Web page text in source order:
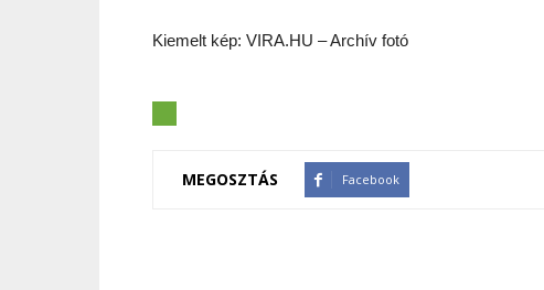
Kiemelt kép: VIRA.HU – Archív fotó
MEGOSZTÁS Facebook